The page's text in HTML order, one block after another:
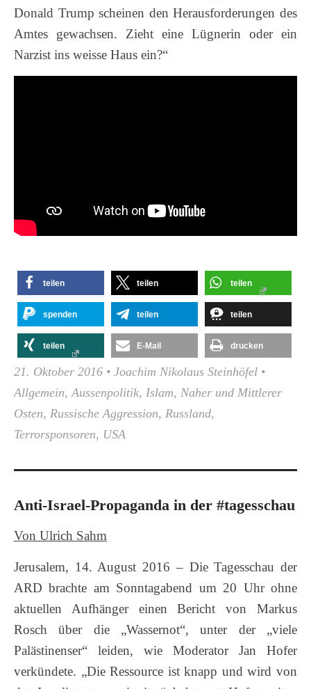
Donald Trump scheinen den Herausforderungen des
Amtes gewachsen. Zieht eine Lügnerin oder ein
Narzist ins weisse Haus ein?“
teilen teilen teilen
spenden teilen teilen
teilen E-Mail drucken
21. Oktober 2016 • Joachim Nikolaus Steinhöfel •
Allgemein, Aussenpolitik, Islam, Naher und Mittlerer
Osten, Russische Aggression, Russland,
Terrorsponsoren, USA
Anti-Israel-Propaganda in der #tagesschau
Von Ulrich Sahm
Jerusalem, 14. August 2016 – Die Tagesschau der
ARD brachte am Sonntagabend um 20 Uhr ohne
aktuellen Aufhänger einen Bericht von Markus
Rosch über die „Wassernot“, unter der „viele
Palästinenser“ leiden, wie Moderator Jan Hofer
verkündete. „Die Ressource ist knapp und wird von